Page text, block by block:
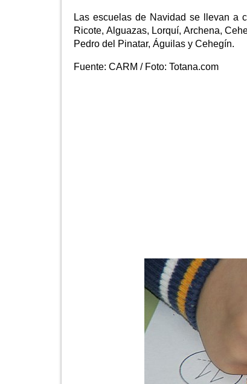
Las escuelas de Navidad se llevan a
Ricote, Alguazas, Lorquí, Archena,
Pedro del Pinatar, Águilas y Cehegín.
Fuente: CARM / Foto: Totana.com